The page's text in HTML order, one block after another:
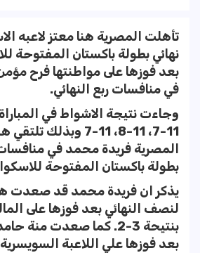
تأهلت المصرية هنا معتز لاعبه
نهائي بطولة باكستان المفتوحة
في منافسات ربع النهائي.
وجاءت نتيجة الاشواط في
11-7، 11-8، 11-7 وبذلك
المصرية فريدة محمد في
بطولة باكستان المفتوحة
يذكر ان فريدة محمد قد صعدت
لنصف النهائي بعد فوزها على
بنتيحة 3-2. كما صعدت منة
بعد فوزها علي اللاعبة